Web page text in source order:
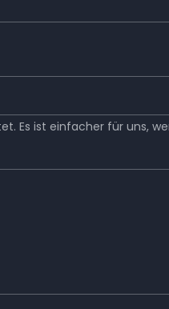
Es ist einfacher für uns,